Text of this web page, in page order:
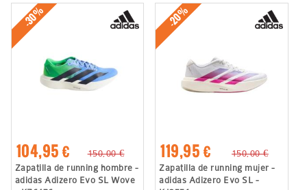
-30%
104,95 €
150,00 €
Zapatilla de running hombre -
adidas Adizero Evo SL Wove
-20%
119,95 €
150,00 €
Zapatilla de running mujer -
adidas Adizero Evo SL -